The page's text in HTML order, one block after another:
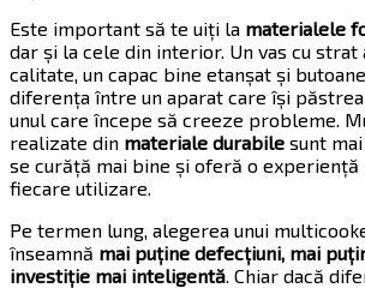
Este important să te uiți la materialele
dar și la cele din interior. Un vas cu strat
calitate, un capac bine etanșat și
diferența între un aparat care își
unul care începe să creeze probleme.
realizate din materiale durabile sunt
se curăță mai bine și oferă o experiență
fiecare utilizare.
Pe termen lung, alegerea unui
înseamnă mai puține defecțiuni, mai
investiție mai inteligentă. Chiar dacă